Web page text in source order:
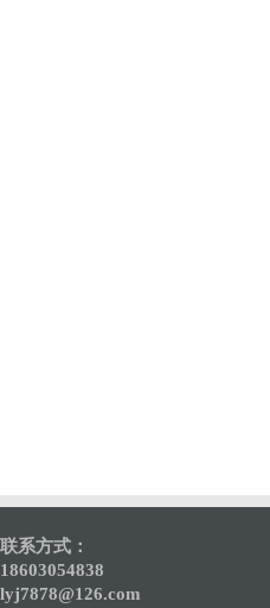
联系方式：
18603054838
lyj7878@126.com